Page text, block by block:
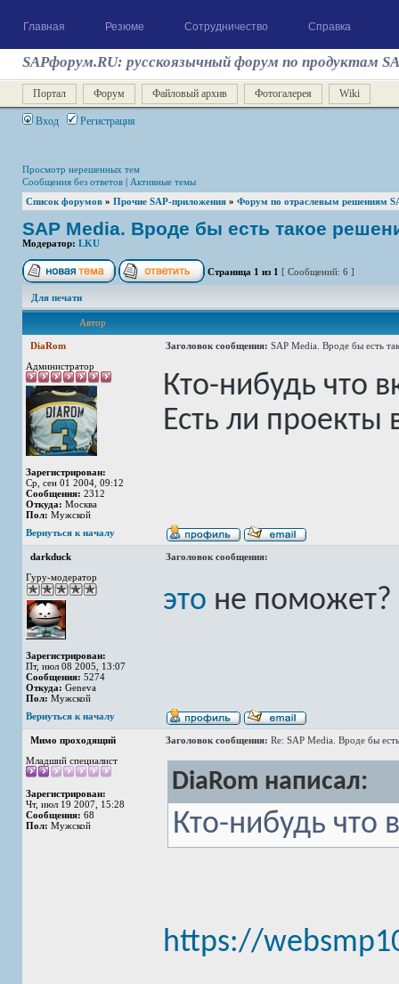
Главная Резюме Сотрудничество Справка
SAPфорум.RU: русскоязычный форум по продуктам
Портал Форум Файловый архив Фотогалерея Wiki
Вход Регистрация
Просмотр нерешенных тем
Сообщения без ответов | Активные темы
Список форумов » Прочие SAP-приложения » Форум по отраслевым решениям
SAP Media. Вроде бы есть такое
Модератор: LKU
Страница 1 из 1 [ Сообщений: 6 ]
Для печати
Автор
DiaRom Заголовок сообщения: SAP Media. Вроде бы есть
Администратор
Зарегистрирован:
Ср, сен 01 2004, 09:12
Сообщения: 2312
Откуда: Москва
Пол: Мужской
Кто-нибудь что
Есть ли проекты
Вернуться к началу
darkduck
Заголовок сообщения:
Гуру-модератор
Зарегистрирован:
Пт, июл 08 2005, 13:07
Сообщения: 5274
Откуда: Geneva
Пол: Мужской
это не поможет?
Вернуться к началу
Мимо проходящий Заголовок сообщения: Re: SAP Media. Вроде бы
Младший специалист
Зарегистрирован:
Чт, июл 19 2007, 15:28
Сообщения: 68
Пол: Мужской
DiaRom написал:
Кто-нибудь что
https://